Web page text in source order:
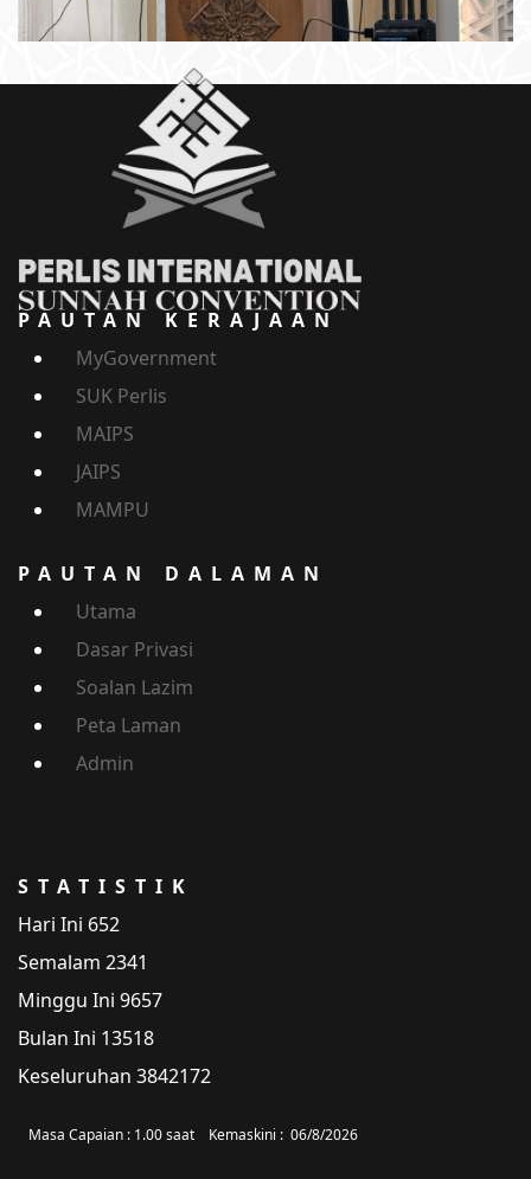
PAUTAN KERAJAAN
MyGovernment
SUK Perlis
MAIPS
JAIPS
MAMPU
PAUTAN DALAMAN
Utama
Dasar Privasi
Soalan Lazim
Peta Laman
Admin
STATISTIK
Hari Ini 652
Semalam 2341
Minggu Ini 9657
Bulan Ini 13518
Keseluruhan 3842172
Masa Capaian : 1.00 saat Kemaskini : 06/8/2026